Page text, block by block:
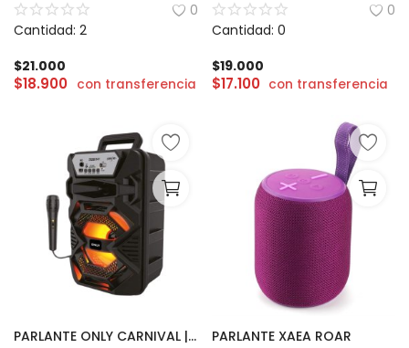
0
Cantidad: 2
$21.000
$18.900 con transferencia
0
Cantidad: 0
$19.000
$17.100 con transferencia
PARLANTE ONLY CARNIVAL | 6.5''
PARLANTE XAEA ROAR